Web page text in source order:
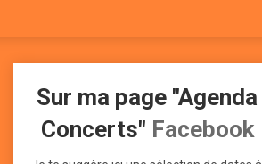
Sur ma page "Agenda
Concerts" Facebook